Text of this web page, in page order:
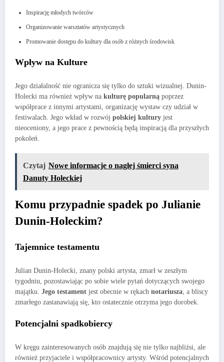
Inspirację młodych twórców
Organizowanie warsztatów artystycznych
Promowanie dostępu do kultury dla osób z różnych środowisk
Wpływ na Kulture
Jego działalność nie ogranicza się tylko do sztuki wizualnej. Dunin-
Holecki ma również wpływ na kulturę popularną poprzez
współprace z innymi artystami, organizację wystaw czy udział w
festiwalach. Jego wkład w rozwój polskiej kultury jest
nieoceniony, a jego prace z pewnością będą inspiracją dla przyszłych
pokoleń.
Czytaj Nowe informacje o nagłej śmierci syna
Danuty Holeckiej
Komu przypadnie spadek po Julianie
Dunin-Holeckim?
Tajemnice testamentu
Julian Dunin-Holecki, znany polski artysta, zmarł w zeszłym
tygodniu, pozostawiając po sobie wiele pytań dotyczących swojego
majątku. Jego testament jest obecnie w rękach notariusza , a bliscy
zmarłego zastanawiają się, kto ostatecznie otrzyma jego dorobek.
Potencjalni spadkobiercy
W kręgu zainteresowanych osób znajdują się nie tylko najbliżsi, ale
również przyjaciele i współpracownicy artysty. Wśród potencjalnych